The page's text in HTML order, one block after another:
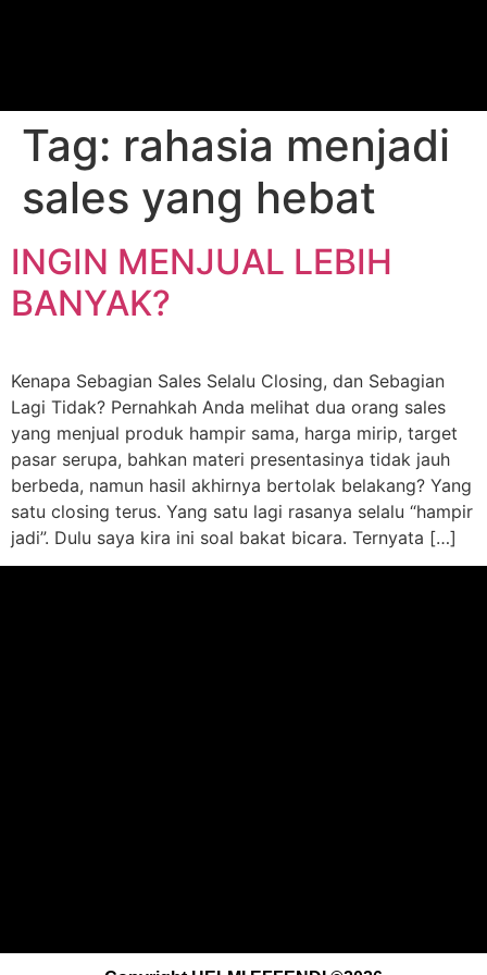
Tag: rahasia menjadi
sales yang hebat
INGIN MENJUAL LEBIH
BANYAK?
Kenapa Sebagian Sales Selalu Closing, dan Sebagian
Lagi Tidak? Pernahkah Anda melihat dua orang sales
yang menjual produk hampir sama, harga mirip, target
pasar serupa, bahkan materi presentasinya tidak jauh
berbeda, namun hasil akhirnya bertolak belakang? Yang
satu closing terus. Yang satu lagi rasanya selalu “hampir
jadi”. Dulu saya kira ini soal bakat bicara. Ternyata […]